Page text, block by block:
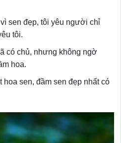
sen đẹp, tôi yêu người chỉ
tôi.
có chủ, nhưng không ngờ
hoa.
sen, đầm sen đẹp nhất có